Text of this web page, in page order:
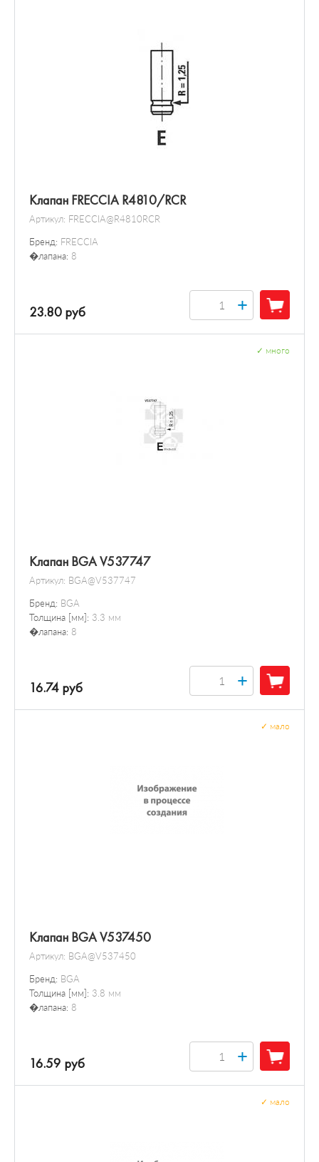
Клапан FRECCIA R4810/RCR
Артикул: FRECCIA@R4810RCR
Бренд: FRECCIA
�лапана: 8
23.80 руб +
Клапан BGA V537747
Артикул: BGA@V537747
Бренд: BGA
Толщина [мм]: 3.3 мм
�лапана: 8
много
16.74 руб +
Клапан BGA V537450
Артикул: BGA@V537450
Бренд: BGA
Толщина [мм]: 3.8 мм
�лапана: 8
мало
16.59 руб +
мало